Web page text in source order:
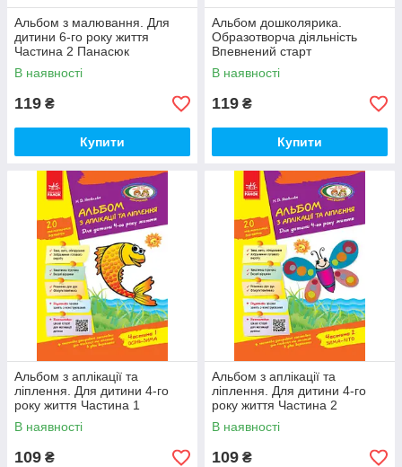
Альбом з малювання. Для
дитини 6-го року життя
Частина 2 Панасюк
В наявності
119 ₴
Купити
Альбом дошколярика.
Образотворча діяльність
Впевнений старт
В наявності
119 ₴
Купити
Альбом з аплікації та
ліплення. Для дитини 4-го
року життя Частина 1
В наявності
109 ₴
Альбом з аплікації та
ліплення. Для дитини 4-го
року життя Частина 2
В наявності
109 ₴